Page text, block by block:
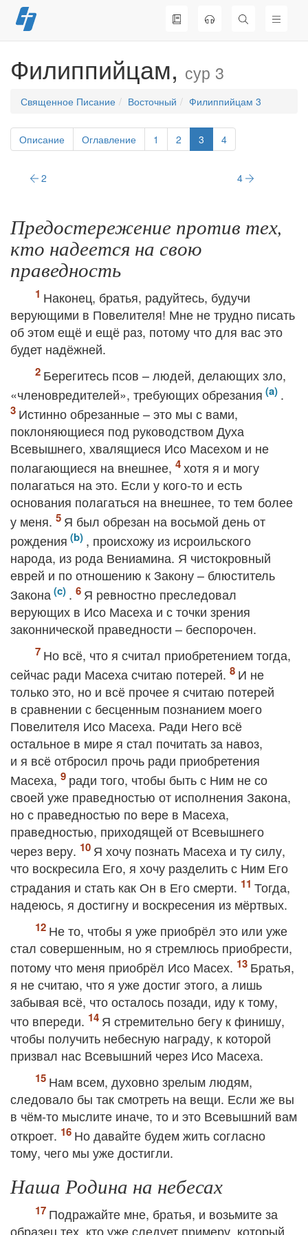
Перейти
к
Филиппийцам, сур 3
Священное Писание Восточный Филиппийцам 3
Описание Оглавление 1 2 3 4
2 4
Предостережение против тех,
кто надеется на свою
праведность
Наконец, братья, радуйтесь, будучи
верующими в Повелителя! Мне не трудно писать
об этом ещё и ещё раз, потому что для вас это
будет надёжней.
Берегитесь псов – людей, делающих зло,
«членовредителей», требующих обрезания
.
Истинно обрезанные – это мы с вами,
поклоняющиеся под руководством Духа
Всевышнего, хвалящиеся Исо Масехом и не
полагающиеся на внешнее,
хотя я и могу
полагаться на это. Если у кого-то и есть
основания полагаться на внешнее, то тем более
у меня.
Я был обрезан на восьмой день от
рождения
, происхожу из исроильского
народа, из рода Вениамина. Я чистокровный
еврей и по отношению к Закону – блюститель
Закона
.
Я ревностно преследовал
верующих в Исо Масеха и с точки зрения
законнической праведности – беспорочен.
Но всё, что я считал приобретением тогда,
сейчас ради Масеха считаю потерей.
И не
только это, но и всё прочее я считаю потерей
в сравнении с бесценным познанием моего
Повелителя Исо Масеха. Ради Него всё
остальное в мире я стал почитать за навоз,
и я всё отбросил прочь ради приобретения
Масеха,
ради того, чтобы быть с Ним не со
своей уже праведностью от исполнения Закона,
но с праведностью по вере в Масеха,
праведностью, приходящей от Всевышнего
через веру.
Я хочу познать Масеха и ту силу,
что воскресила Его, я хочу разделить с Ним Его
страдания и стать как Он в Его смерти.
Тогда,
надеюсь, я достигну и воскресения из мёртвых.
Не то, чтобы я уже приобрёл это или уже
стал совершенным, но я стремлюсь приобрести,
потому что меня приобрёл Исо Масех.
Братья,
я не считаю, что я уже достиг этого, а лишь
забывая всё, что осталось позади, иду к тому,
что впереди.
Я стремительно бегу к финишу,
чтобы получить небесную награду, к которой
призвал нас Всевышний через Исо Масеха.
Нам всем, духовно зрелым людям,
следовало бы так смотреть на вещи. Если же вы
в чём-то мыслите иначе, то и это Всевышний вам
откроет.
Но давайте будем жить согласно
тому, чего мы уже достигли.
Наша Родина на небесах
Подражайте мне, братья, и возьмите за
образец тех, кто уже следует примеру, который